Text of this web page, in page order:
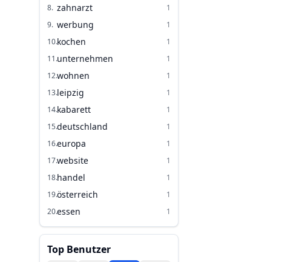
8. zahnarzt
1
9. werbung
1
10.kochen
1
11.unternehmen
1
12.wohnen
1
13.leipzig
1
14.kabarett
1
15.deutschland
1
16.europa
1
17.website
1
18.handel
1
19.österreich
1
20.essen 1
Top Benutzer